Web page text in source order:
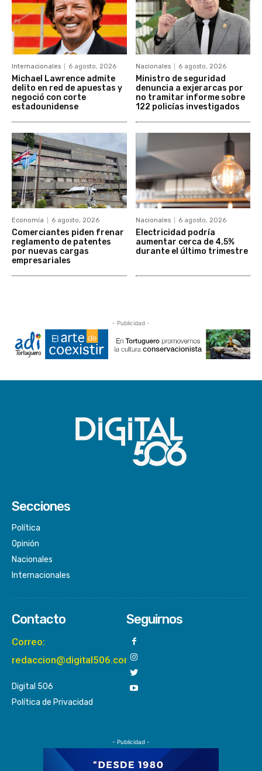
Internacionales 6 agosto, 2026
Michael Lawrence admite
delito en red de apuestas y
negoció con corte
estadounidense
Nacionales 6 agosto, 2026
Ministro de seguridad
denuncia a exjerarcas por
no tramitar informe sobre
122 policías investigados
Economía 6 agosto, 2026
Comerciantes piden frenar
reglamento de patentes
por nuevas cargas
empresariales
Nacionales 6 agosto, 2026
Electricidad podría
aumentar cerca de 4,5%
durante el último trimestre
- Publicidad -
Secciones
Política
Opinión
Nacionales
Internacionales
Contacto
Correo:
redaccion@digital506.com
Digital 506
Política de Privacidad
Seguirnos
- Publicidad -